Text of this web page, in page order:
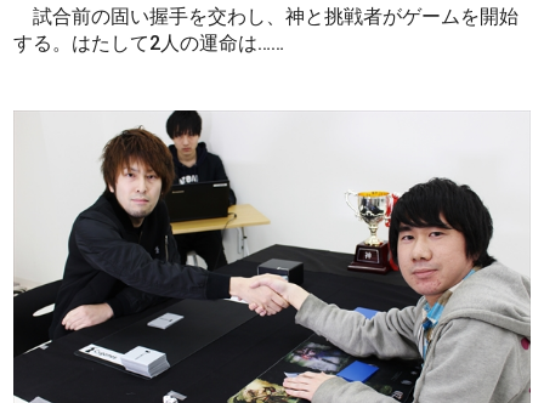
試合前の固い握手を交わし、神と挑戦者がゲームを開始
する。はたして2人の運命は……